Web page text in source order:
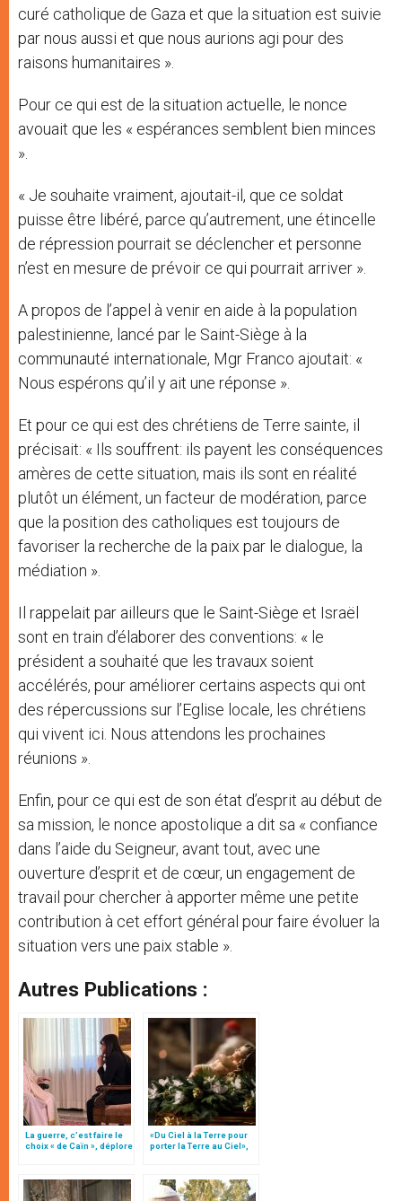
curé catholique de Gaza et que la situation est suivie
par nous aussi et que nous aurions agi pour des
raisons humanitaires ».
Pour ce qui est de la situation actuelle, le nonce
avouait que les « espérances semblent bien minces
».
« Je souhaite vraiment, ajoutait-il, que ce soldat
puisse être libéré, parce qu’autrement, une étincelle
de répression pourrait se déclencher et personne
n’est en mesure de prévoir ce qui pourrait arriver ».
A propos de l’appel à venir en aide à la population
palestinienne, lancé par le Saint-Siège à la
communauté internationale, Mgr Franco ajoutait: «
Nous espérons qu’il y ait une réponse ».
Et pour ce qui est des chrétiens de Terre sainte, il
précisait: « Ils souffrent: ils payent les conséquences
amères de cette situation, mais ils sont en réalité
plutôt un élément, un facteur de modération, parce
que la position des catholiques est toujours de
favoriser la recherche de la paix par le dialogue, la
médiation ».
Il rappelait par ailleurs que le Saint-Siège et Israël
sont en train d’élaborer des conventions: « le
président a souhaité que les travaux soient
accélérés, pour améliorer certains aspects qui ont
des répercussions sur l’Eglise locale, les chrétiens
qui vivent ici. Nous attendons les prochaines
réunions ».
Enfin, pour ce qui est de son état d’esprit au début de
sa mission, le nonce apostolique a dit sa « confiance
dans l’aide du Seigneur, avant tout, avec une
ouverture d’esprit et de cœur, un engagement de
travail pour chercher à apporter même une petite
contribution à cet effort général pour faire évoluer la
situation vers une paix stable ».
Autres Publications :
La guerre, c’est faire le
choix « de Caïn », déplore
«Du Ciel à la Terre pour
porter la Terre au Ciel»,